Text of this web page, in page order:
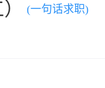
(一句话求职)